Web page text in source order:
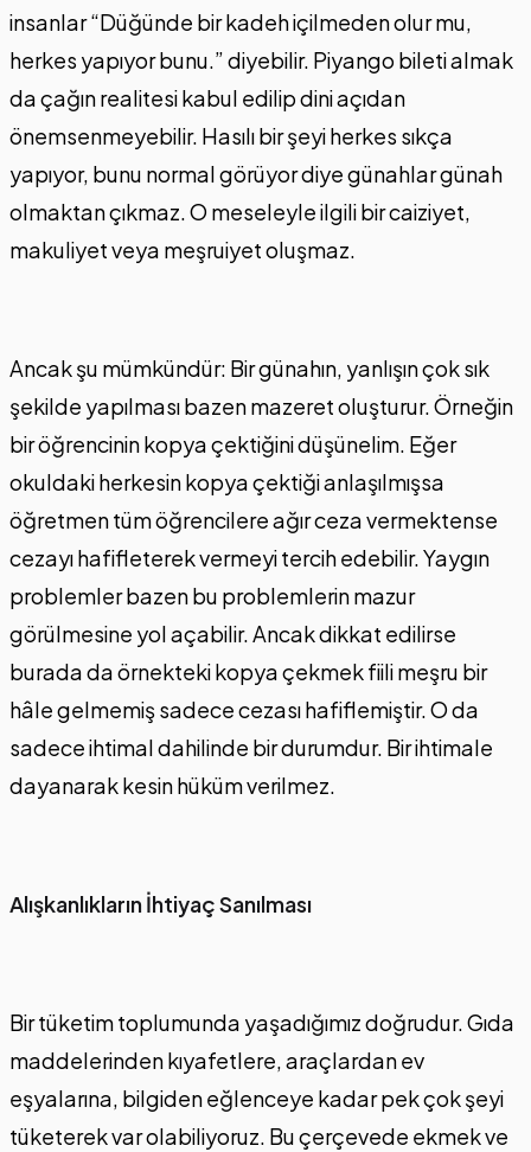
insanlar “Düğünde bir kadeh içilmeden olur mu,
herkes yapıyor bunu.” diyebilir. Piyango bileti almak
da çağın realitesi kabul edilip dini açıdan
önemsenmeyebilir. Hasılı bir şeyi herkes sıkça
yapıyor, bunu normal görüyor diye günahlar günah
olmaktan çıkmaz. O meseleyle ilgili bir caiziyet,
makuliyet veya meşruiyet oluşmaz.
Ancak şu mümkündür: Bir günahın, yanlışın çok sık
şekilde yapılması bazen mazeret oluşturur. Örneğin
bir öğrencinin kopya çektiğini düşünelim. Eğer
okuldaki herkesin kopya çektiği anlaşılmışsa
öğretmen tüm öğrencilere ağır ceza vermektense
cezayı hafifleterek vermeyi tercih edebilir. Yaygın
problemler bazen bu problemlerin mazur
görülmesine yol açabilir. Ancak dikkat edilirse
burada da örnekteki kopya çekmek fiili meşru bir
hâle gelmemiş sadece cezası hafiflemiştir. O da
sadece ihtimal dahilinde bir durumdur. Bir ihtimale
dayanarak kesin hüküm verilmez.
Alışkanlıkların İhtiyaç Sanılması
Bir tüketim toplumunda yaşadığımız doğrudur. Gıda
maddelerinden kıyafetlere, araçlardan ev
eşyalarına, bilgiden eğlenceye kadar pek çok şeyi
tüketerek var olabiliyoruz. Bu çerçevede ekmek ve